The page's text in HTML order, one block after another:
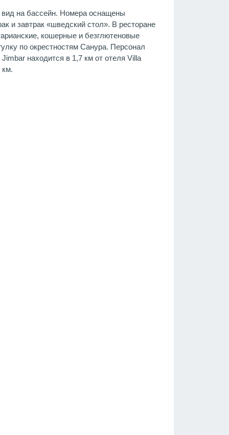
вид на бассейн. Номера оснащены
и завтрак «шведский стол». В ресторане
кошерные и безглютеновые
по окрестностям Санура. Персонал
находится в 1,7 км от отеля Villa
км.